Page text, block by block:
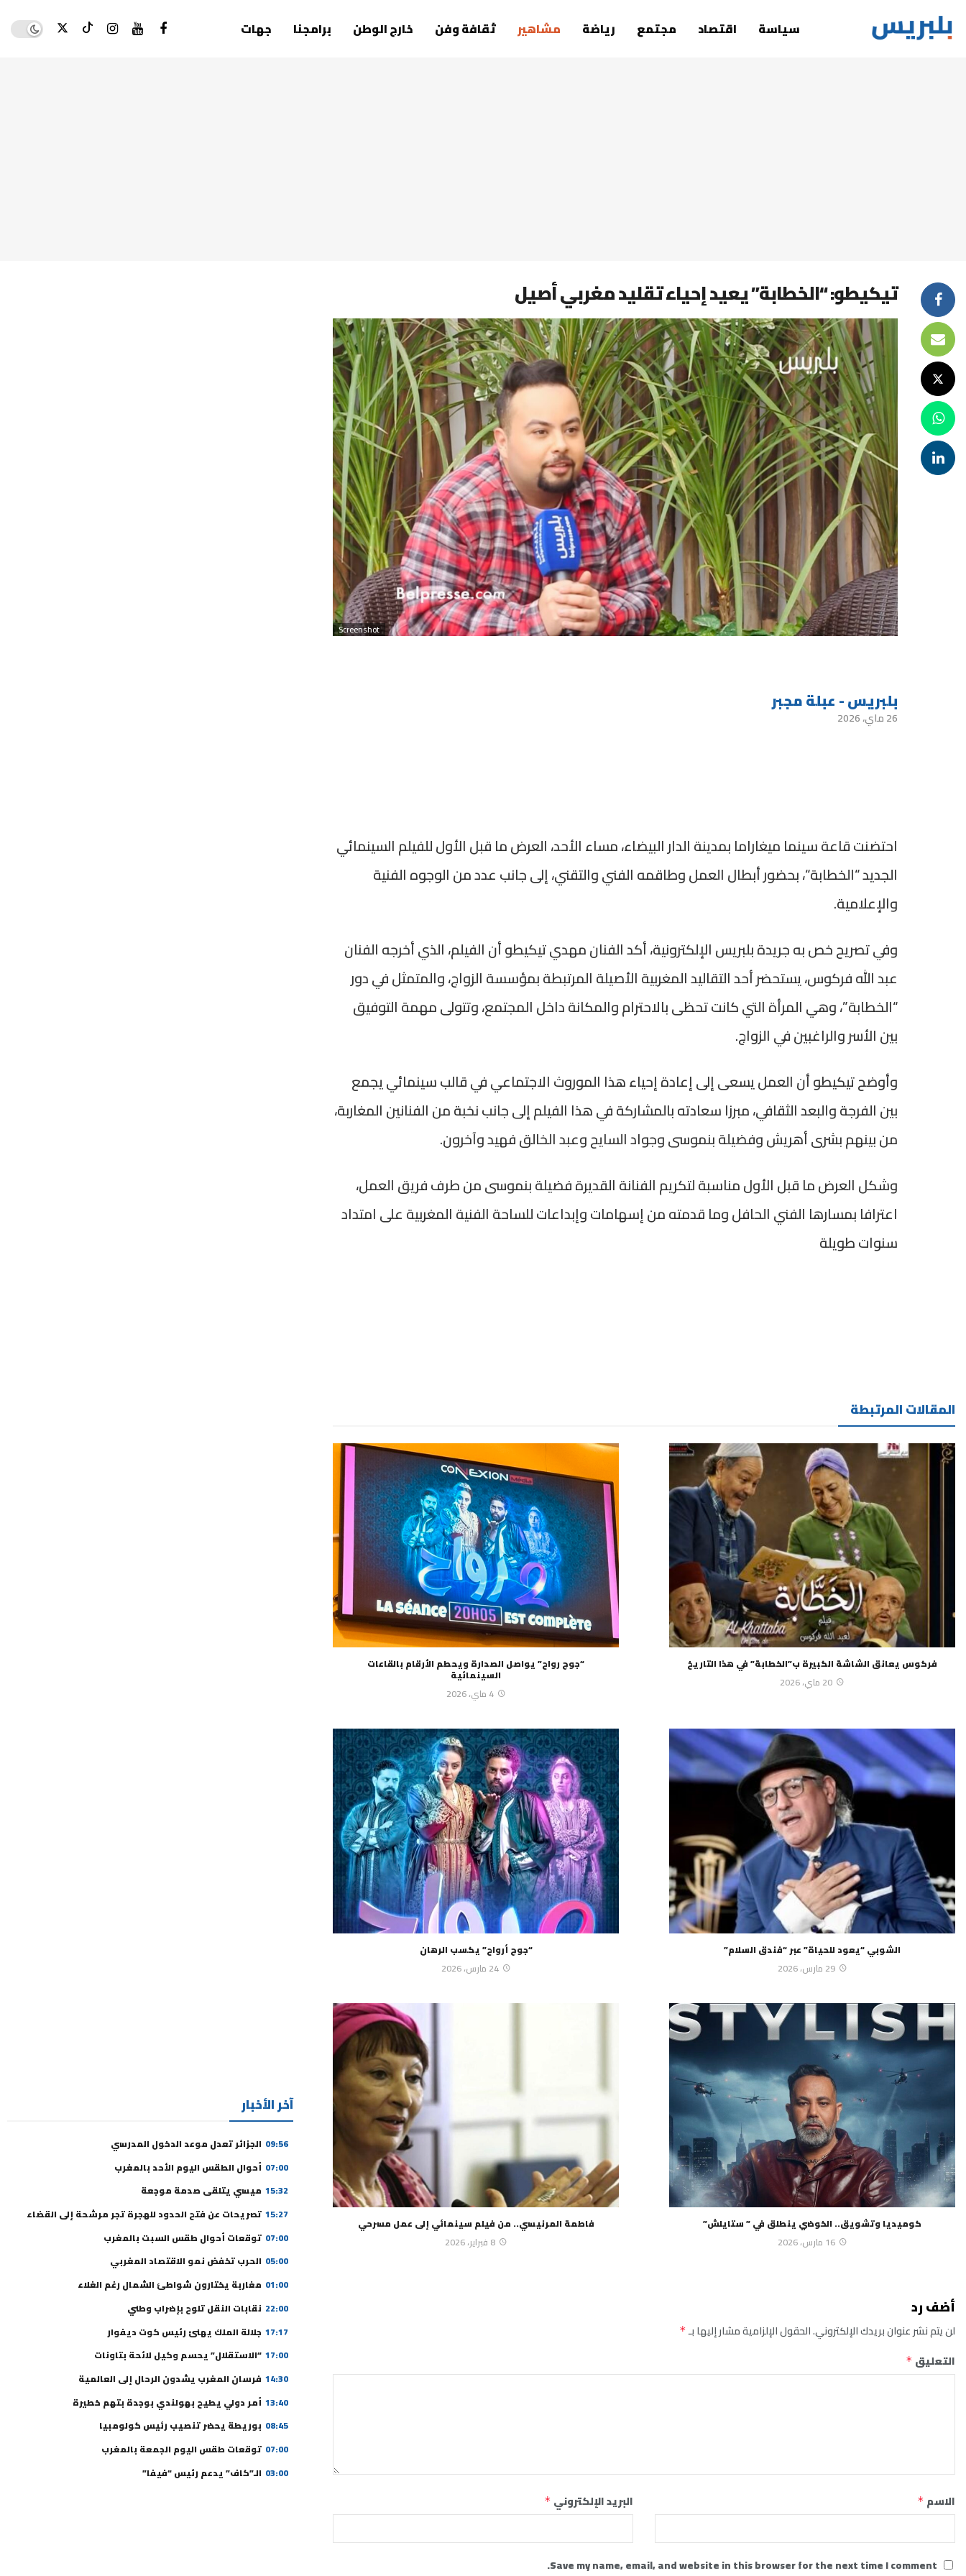
سياسة اقتصاد مجتمع رياضة مشاهير ثقافة وفن خارج الوطن برامجنا جهات mode
تيكيطو: “الخطابة” يعيد إحياء تقليد مغربي أصيل
Screenshot
بلبريس - عبلة مجبر
26 ماي، 2026
احتضنت قاعة سينما ميغاراما بمدينة الدار البيضاء، مساء الأحد، العرض ما قبل الأول للفيلم السينمائي
الجديد“الخطابة“، بحضور أبطال العمل وطاقمه الفني والتقني، إلى جانب عدد من الوجوه الفنية
والإعلامية.
وفي تصريح خص به جريدة بلبريس الإلكترونية، أكد الفنان مهدي تيكيطو أن الفيلم، الذي أخرجه الفنان
عبد الله فركوس، يستحضر أحد التقاليد المغربية الأصيلة المرتبطة بمؤسسة الزواج، والمتمثل في دور
“الخطابة”، وهي المرأة التي كانت تحظى بالاحترام والمكانة داخل المجتمع، وتتولى مهمة التوفيق
بين الأسر والراغبين في الزواج.
وأوضح تيكيطو أن العمل يسعى إلى إعادة إحياء هذا الموروث الاجتماعي في قالب سينمائي يجمع
بين الفرجة والبعد الثقافي، مبرزا سعادته بالمشاركة في هذا الفيلم إلى جانب نخبة من الفنانين المغاربة،
من بينهم بشرى أهريش وفضيلة بنموسى وجواد السايح وعبد الخالق فهيد وآخرون.
وشكل العرض ما قبل الأول مناسبة لتكريم الفنانة القديرة فضيلة بنموسى من طرف فريق العمل،
اعترافا بمسارها الفني الحافل وما قدمته من إسهامات وإبداعات للساحة الفنية المغربية على امتداد
سنوات طويلة
المقالات المرتبطة
فركوس يعانق الشاشة الكبيرة ب”الخطابة” في هذا التاريخ
20 ماي، 2026
“جوج رواح” يواصل الصدارة ويحطم الأرقام بالقاعات
السينمائية
4 ماي، 2026
الشوبي “يعود للحياة” عبر “فندق السلام”
29 مارس، 2026
“جوج أرواح” يكسب الرهان
24 مارس، 2026
كوميديا وتشويق.. الخوضي ينطلق في ” ستايلش”
16 مارس، 2026
فاطمة المرنيسي.. من فيلم سينمائي إلى عمل مسرحي
8 فبراير، 2026
أضف رد
لن يتم نشر عنوان بريدك الإلكتروني.الحقول الإلزامية مشار إليها بـ*
التعليق *
الاسم * البريد الإلكتروني *
Save my name, email, and website in this browser for the next time I comment.
آخر الأخبار
09:56 الجزائر تعدل موعد الدخول المدرسي
07:00 أحوال الطقس اليوم الأحد بالمغرب
15:32 ميسي يتلقى صدمة موجعة
15:27 تصريحات عن فتح الحدود للهجرة تجر مرشحة إلى القضاء
07:00 توقعات أحوال طقس السبت بالمغرب
05:00 الحرب تخفض نمو الاقتصاد المغربي
01:00 مغاربة يختارون شواطئ الشمال رغم الغلاء
22:00 نقابات النقل تلوح بإضراب وطني
17:17 جلالة الملك يهنئ رئيس كوت ديفوار
17:00 “الاستقلال” يحسم وكيل لائحة بتاونات
14:30 فرسان المغرب يشدون الرحال إلى العالمية
13:40 أمر دولي يطيح بهولندي بوجدة بتهم خطيرة
08:45 بوريطة يحضر تنصيب رئيس كولومبيا
07:00 توقعات طقس اليوم الجمعة بالمغرب
03:00 الـ”كاف” يدعم رئيس “فيفا”